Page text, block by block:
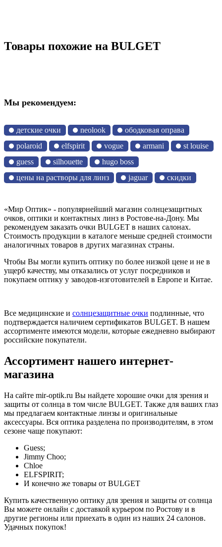
Товары похожие на BULGET
Мы рекомендуем:
детские очки neolook
ободковая оправа
polaroid
elfspirit vogue armani
st louise
guess
silhouette
hugo boss
цены на растворы для линз
jaguar скидки
«Мир Оптик» - популярнейший магазин солнцезащитных
очков, оптики и контактных линз в Ростове-на-Дону. Мы
рекомендуем заказать очки BULGET в наших салонах.
Стоимость продукции в каталоге меньше средней стоимости
аналогичных товаров в других магазинах страны.
Чтобы Вы могли купить оптику по более низкой цене и не в
ущерб качеству, мы отказались от услуг посредников и
покупаем оптику у заводов-изготовителей в Европе и Китае.
Все медицинские и солнцезащитные очки подлинные, что
подтверждается наличием сертификатов BULGET. В нашем
ассортименте имеются модели, которые ежедневно выбирают
российские покупатели.
Ассортимент нашего интернет-
магазина
На сайте mir-optik.ru Вы найдете хорошие очки для зрения и
защиты от солнца в том числе BULGET. Также для ваших глаз
мы предлагаем контактные линзы и оригинальные
аксессуары. Вся оптика разделена по производителям, в этом
сезоне чаще покупают:
Guess;
Jimmy Choo;
Chloe
ELFSPIRIT;
И конечно же товары от BULGET
Купить качественную оптику для зрения и защиты от солнца
Вы можете онлайн с доставкой курьером по Ростову и в
другие регионы или приехать в один из наших 24 салонов.
Удачных покупок!